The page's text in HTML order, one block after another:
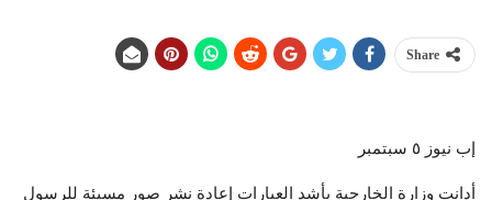
Share
إب نيوز ٥ سبتمبر
أدانت وزارة الخارجية بأشد العبارات إعادة نشر صور مسيئة للرسول